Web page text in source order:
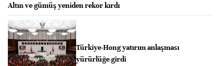
Altın ve gümüş yeniden rekor kırdı
Türkiye-Hong yatırım anlaşması
yürürlüğe girdi